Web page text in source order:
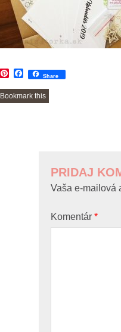
Pinterest
Facebook
Share
Bookmark this
PRIDAJ
Vaša e-mailová
Komentár *